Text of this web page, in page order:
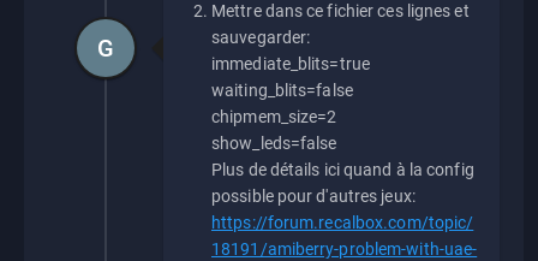
Mettre dans ce fichier ces lignes et
sauvegarder:
immediate_blits=true
waiting_blits=false
chipmem_size=2
show_leds=false
Plus de détails ici quand à la config
possible pour d'autres jeux:
https://forum.recalbox.com/topic/
18191/amiberry-problem-with-uae-
G